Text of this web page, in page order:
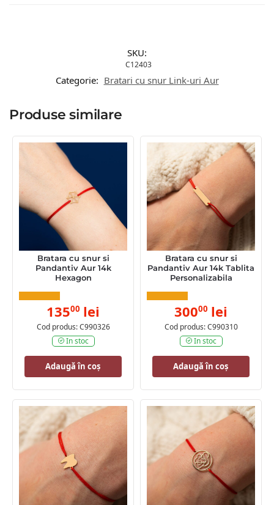
SKU:
C12403
Categorie: Bratari cu snur Link-uri Aur
Produse similare
Bratara cu snur si
Pandantiv Aur 14k
Hexagon
13500 lei
Cod produs: C990326
In stoc
Adaugă în coș
Bratara cu snur si
Pandantiv Aur 14k Tablita
Personalizabila
30000 lei
Cod produs: C990310
In stoc
Adaugă în coș